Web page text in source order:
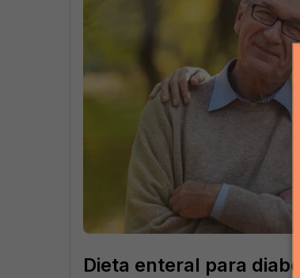
Dieta enteral para